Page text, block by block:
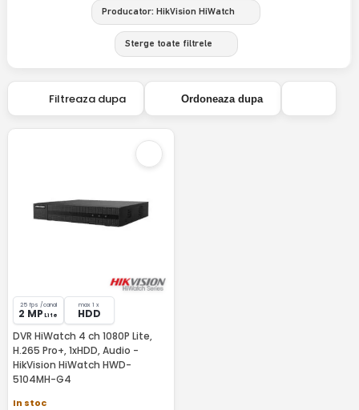
Producator: HikVision HiWatch
Sterge toate filtrele
Filtreaza dupa Ordoneaza dupa
25 fps /canal
2 MP Lite
max 1 x
HDD
DVR HiWatch 4 ch 1080P Lite,
H.265 Pro+, 1xHDD, Audio -
HikVision HiWatch HWD-
5104MH-G4
In stoc